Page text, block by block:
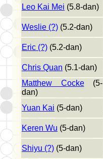
Leo Kai Mei (5.8-dan)
Weslie (?) (5.2-dan)
Eric (?) (5.2-dan)
Chris Quan (5.1-dan)
Matthew Cocke(5-
dan)
Yuan Kai (5-dan)
Keren Wu (5-dan)
Shiyu (?) (5-dan)